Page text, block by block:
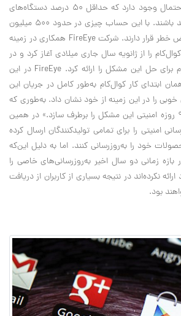
مشخص نیست، اما این احتمال وجود دارد که حداقل 50 درصد دستگاه‌های
آندرویدی در معرض تهدید باشند. با این حساب چیزی در حدود 500 میلیون
دستگاه آندرویدی در معرض خطر قرار دارند. شرکت FireEye همکاری در زمینه
را از ژانویه سال جاری میلادی آغاز کرد و در
ماه مارس فایل وصله لازم برای حل این مشکل را ارائه کرد. FireEye در این
ابتدای کار کوال‌کام به‌طور کامل در جریان این
را در این زمینه از خود نشان داد. به‌طوری که
سعی کرد در بازه زمانی 90 روزه امنیتی این مشکل را برطرف سازد.» در همین
امنیتی را برای تمامی تولیدکنندگان ارسال کرده
خود را به‌روزرسانی کنند. اما به دلیل این‌که
بازه زمانی دو سال اخیر به‌روزرسانی‌های خاصی را
نکرده‌اند در نتیجه بسیاری از کاربران از دریافت
بود.